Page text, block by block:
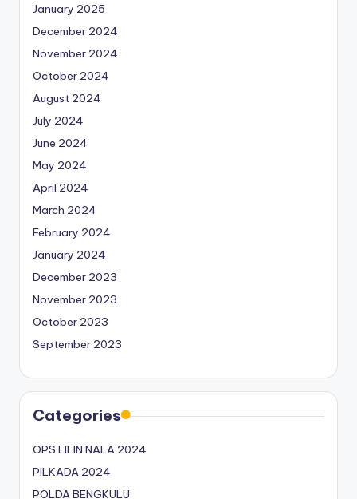
January 2025
December 2024
November 2024
October 2024
August 2024
July 2024
June 2024
May 2024
April 2024
March 2024
February 2024
January 2024
December 2023
November 2023
October 2023
September 2023
Categories
OPS LILIN NALA 2024
PILKADA 2024
POLDA BENGKULU